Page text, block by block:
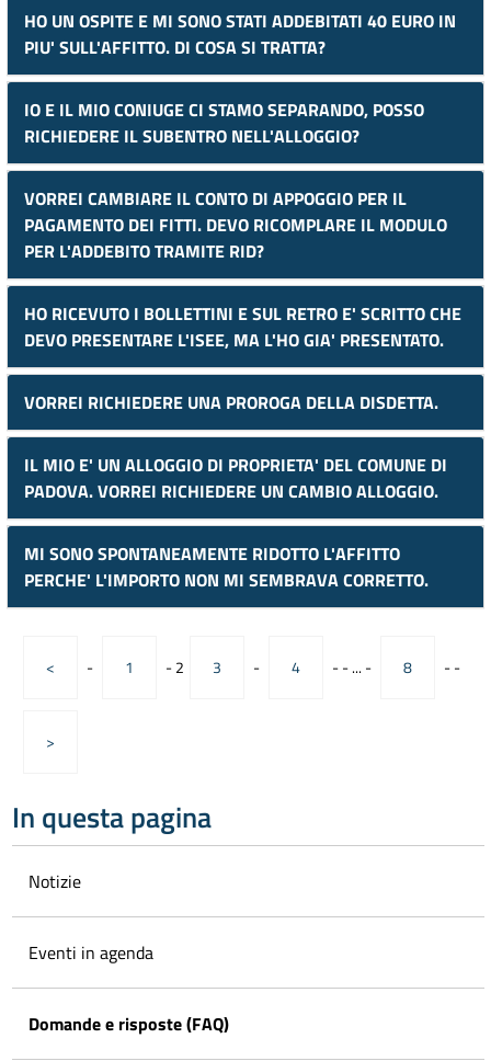
HO UN OSPITE E MI SONO STATI ADDEBITATI 40 EURO IN
PIU' SULL'AFFITTO. DI COSA SI TRATTA?
IO E IL MIO CONIUGE CI STAMO SEPARANDO, POSSO
RICHIEDERE IL SUBENTRO NELL'ALLOGGIO?
VORREI CAMBIARE IL CONTO DI APPOGGIO PER IL
PAGAMENTO DEI FITTI. DEVO RICOMPLARE IL MODULO
PER L'ADDEBITO TRAMITE RID?
HO RICEVUTO I BOLLETTINI E SUL RETRO E' SCRITTO CHE
DEVO PRESENTARE L'ISEE, MA L'HO GIA' PRESENTATO.
VORREI RICHIEDERE UNA PROROGA DELLA DISDETTA.
IL MIO E' UN ALLOGGIO DI PROPRIETA' DEL COMUNE DI
PADOVA. VORREI RICHIEDERE UN CAMBIO ALLOGGIO.
MI SONO SPONTANEAMENTE RIDOTTO L'AFFITTO
PERCHE' L'IMPORTO NON MI SEMBRAVA CORRETTO.
< - 1 -2 3 - 4 --...- 8 --
>
In questa pagina
Notizie
Eventi in agenda
Domande e risposte (FAQ)